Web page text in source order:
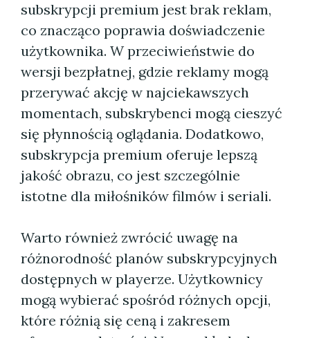
subskrypcji premium jest brak reklam,
co znacząco poprawia doświadczenie
użytkownika. W przeciwieństwie do
wersji bezpłatnej, gdzie reklamy mogą
przerywać akcję w najciekawszych
momentach, subskrybenci mogą cieszyć
się płynnością oglądania. Dodatkowo,
subskrypcja premium oferuje lepszą
jakość obrazu, co jest szczególnie
istotne dla miłośników filmów i seriali.
Warto również zwrócić uwagę na
różnorodność planów subskrypcyjnych
dostępnych w playerze. Użytkownicy
mogą wybierać spośród różnych opcji,
które różnią się ceną i zakresem